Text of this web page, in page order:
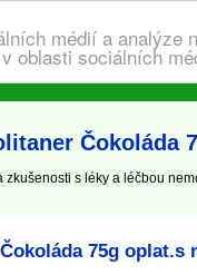
médií a
oblasti sociálních
Čokoláda
s léky a léčbou
75g oplat.s